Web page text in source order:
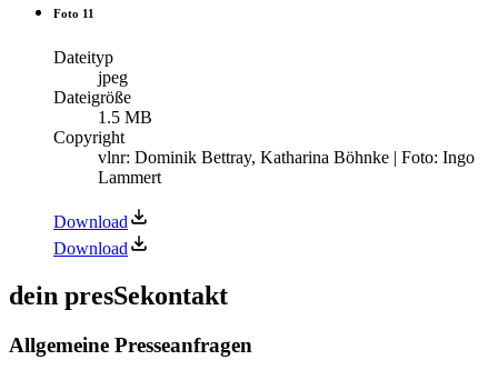
Foto 11
Dateityp
jpeg
Dateigröße
1.5 MB
Copyright
vlnr: Dominik Bettray, Katharina Böhnke | Foto: Ingo
Lammert
Download
Download
dein presSekontakt
Allgemeine Presseanfragen